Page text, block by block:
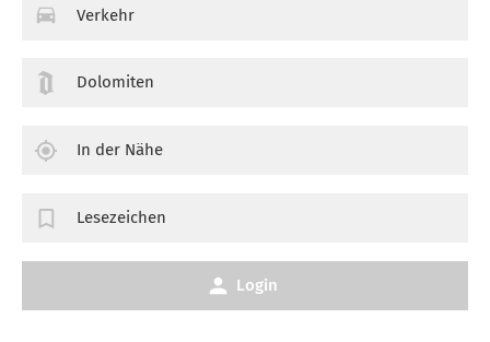
Verkehr
Dolomiten
In der Nähe
Lesezeichen
Login